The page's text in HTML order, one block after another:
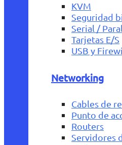
KVM
Seguridad
Serial /
Tarjetas E/S
USB y
Networking
Cables de
Punto de
Routers
Servidores